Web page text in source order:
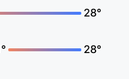
28°
28°